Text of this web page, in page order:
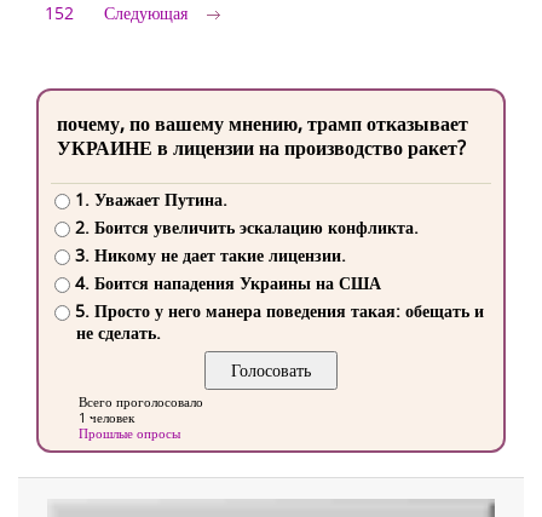
152
Следующая
почему, по вашему мнению, трамп отказывает
УКРАИНЕ в лицензии на производство ракет?
1. Уважает Путина.
2. Боится увеличить эскалацию конфликта.
3. Никому не дает такие лицензии.
4. Боится нападения Украины на США
5. Просто у него манера поведения такая: обещать и
не сделать.
Всего проголосовало
1 человек
Прошлые опросы